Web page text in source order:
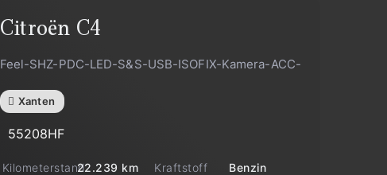
Citroën C4
Feel-SHZ-PDC-LED-S&S-USB-ISOFIX-Kamera-ACC-
Xanten
55208HF
Kilometerstand22.239 km Kraftstoff Benzin